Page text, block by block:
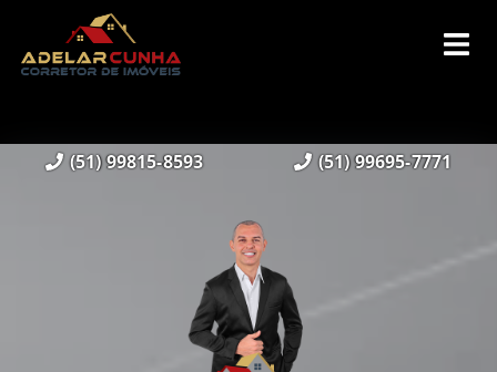
(51) 99815-8593 (51) 99695-7771